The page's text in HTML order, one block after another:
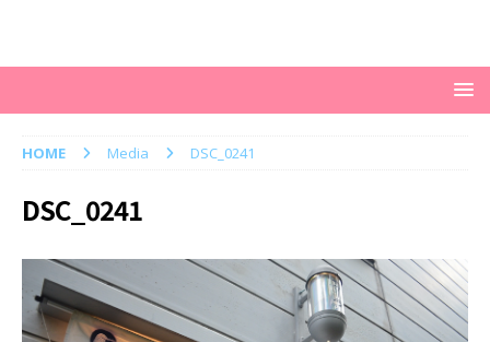
HOME Media DSC_0241
DSC_0241